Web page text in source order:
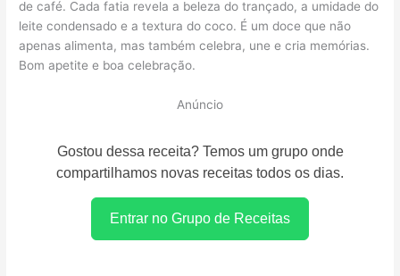
de café. Cada fatia revela a beleza do trançado, a umidade do
leite condensado e a textura do coco. É um doce que não
apenas alimenta, mas também celebra, une e cria memórias.
Bom apetite e boa celebração.
Anúncio
Gostou dessa receita? Temos um grupo onde
compartilhamos novas receitas todos os dias.
Entrar no Grupo de Receitas